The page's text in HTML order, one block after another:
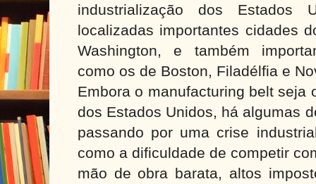
industrialização dos Estados
localizadas importantes cidades
Washington, e também
como os de Boston, Filadélfia e
Embora o manufacturing belt seja
dos Estados Unidos, há algumas
passando por uma crise
como a dificuldade de competir
mão de obra barata, altos